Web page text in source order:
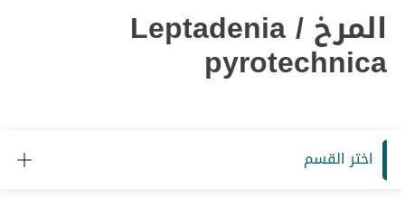
المرخ / Leptadenia
pyrotechnica
اختر القسم